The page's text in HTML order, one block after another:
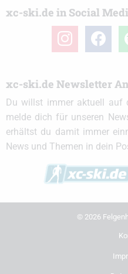
xc-ski.de in Social
instagramfacebook
xc-ski.de Newsletter
Du willst immer aktuell auf
melde dich für unseren
erhältst du damit immer
News und Themen in dein
© 2026